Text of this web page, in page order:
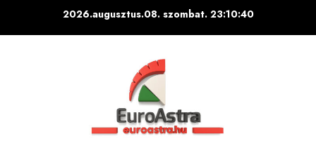
2026.augusztus.08. szombat.23:10:41